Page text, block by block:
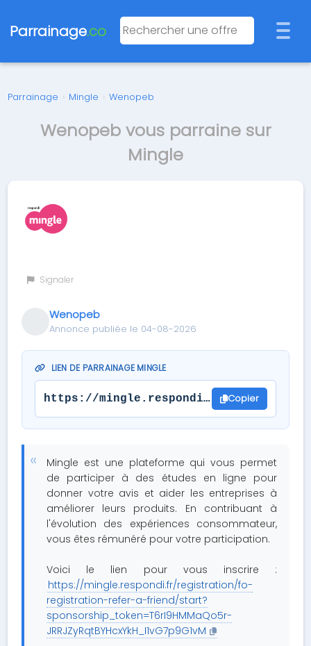
Parrainage.co
Parrainage › Mingle › Wenopeb
Wenopeb vous parraine sur
Mingle
Signaler
Wenopeb
Annonce publiée le 04-08-2026
LIEN DE PARRAINAGE MINGLE
https://mingle.respondi.fr/registration/fo-
Copier
Mingle est une plateforme qui vous permet
de participer à des études en ligne pour
donner votre avis et aider les entreprises à
améliorer leurs produits. En contribuant à
l'évolution des expériences consommateur,
vous êtes rémunéré pour votre participation.
Voici le lien pour vous inscrire :
https://mingle.respondi.fr/registration/fo-
registration-refer-a-friend/start?
sponsorship_token=T6rI9HMMaQo5r-
JRRJZyRqtBYHcxYkH_I1vG7p9G1vM